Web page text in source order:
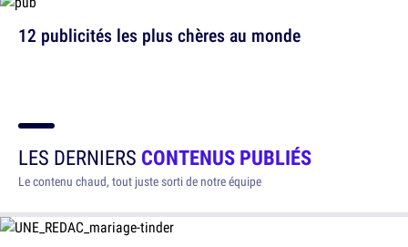
12 publicités les plus chères au monde
LES DERNIERS CONTENUS PUBLIÉS
Le contenu chaud, tout juste sorti de notre équipe